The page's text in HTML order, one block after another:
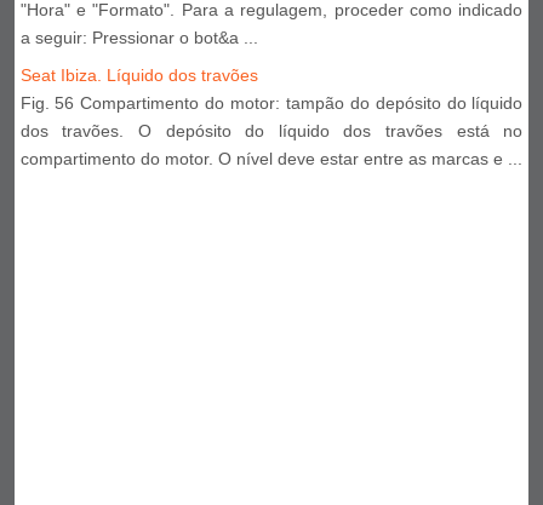
"Hora" e "Formato". Para a regulagem, proceder como indicado
a seguir: Pressionar o bot&a ...
Seat Ibiza. Líquido dos travões
Fig. 56 Compartimento do motor: tampão do depósito do líquido
dos travões. O depósito do líquido dos travões está no
compartimento do motor. O nível deve estar entre as marcas e ...